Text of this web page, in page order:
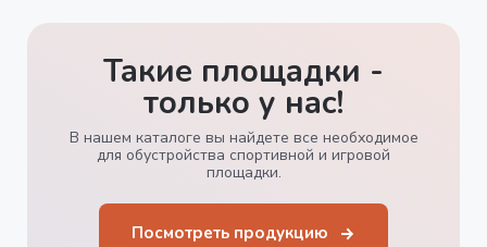
Такие площадки -
только у нас!
В нашем каталоге вы найдете все необходимое
для обустройства спортивной и игровой
площадки.
Посмотреть продукцию